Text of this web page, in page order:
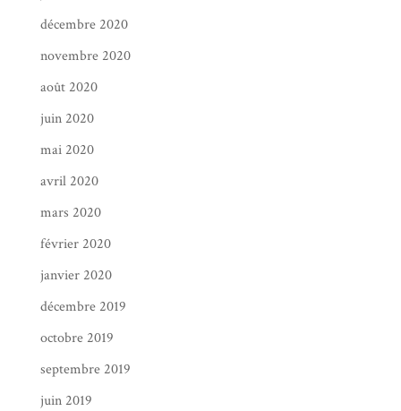
décembre 2020
novembre 2020
août 2020
juin 2020
mai 2020
avril 2020
mars 2020
février 2020
janvier 2020
décembre 2019
octobre 2019
septembre 2019
juin 2019